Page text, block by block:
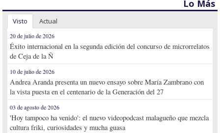
Lo Más
Visto Actual
20 de julio de 2026
Éxito internacional en la segunda edición del concurso de microrrelatos
de Ceja de la Ñ
10 de julio de 2026
Andrea Aranda presenta un nuevo ensayo sobre María Zambrano con
la vista puesta en el centenario de la Generación del 27
03 de agosto de 2026
'Hoy tampoco ha venido': el nuevo videopodcast malagueño que mezcla
cultura friki, curiosidades y mucha guasa